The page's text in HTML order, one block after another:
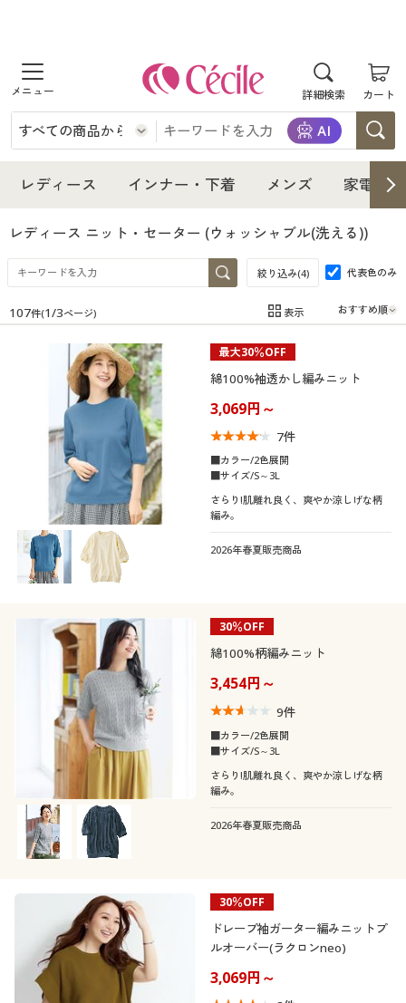
詳細検索 カート
商品を探す
レディース
レディースファッション
女性下着
インナー・下着
インナー・下着通販すべて
女性下着
メンズ下着
ジュニア・ティーンズ下着
メンズ
メンズ通販すべて
メンズファッション
メンズ下着
家電・雑貨
家電・雑貨すべて
キッチン・雑貨・日用品
寝具・インテリア・家具
寝具・インテリア・家具通販すべて
家具・収納
寝具・ベッド
カーテン・ラグ・ファブリック
美容・健康
美容・健康通販すべて
美容・健康・サプリメント
制服・スクール
制服・スクールすべて
制服・学生服
ジュニア・ティーンズ下着
大きいサイズ
大きいサイズ通販すべて
大きいサイズ レディース服
大きいサイズ レディース下着
大きいサイズ メンズ
大きいサイズ 事務・制服
バーゲン
バーゲンセール
シークレットセール
詳細検索
商品カテゴリ一覧
カタログ
カタログ・チラシからのご注文
デジタルカタログ
カタログ無料プレゼント
会員メニュー
マイページ
閲覧履歴
レディース インナー・下着 メンズ 家電・
レディース ニット・セーター (ウォッシャブル(洗える))
絞り込み(4) 代表色のみ
在庫 在庫のある商品のみ表示
(5)
レディースサ
S
5L
こだわり条件
で絞り込む
柄・デザイン
無地
襟・ネック
107件(1/3ページ) 表示
最大30％OFF
綿100%袖透かし編みニット
3,069円～
7件
■カラー/2色展開
■サイズ/S～3L
さらり!肌離れ良く、爽やか涼しげな柄
編み。
2026年春夏販売商品
30％OFF
綿100%柄編みニット
3,454円～
9件
■カラー/2色展開
■サイズ/S～3L
さらり!肌離れ良く、爽やか涼しげな柄
編み。
2026年春夏販売商品
30％OFF
ドレープ袖ガーター編みニットプ
ルオーバー(ラクロンneo)
3,069円～